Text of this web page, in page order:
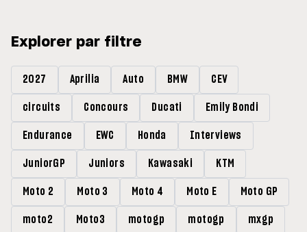
Explorer par filtre
2027 Aprilia Auto BMW CEV
circuits Concours Ducati Emily Bondi
Endurance EWC Honda Interviews
JuniorGP Juniors Kawasaki KTM
Moto 2 Moto 3 Moto 4 Moto E Moto GP
moto2 Moto3 motogp motogp mxgp